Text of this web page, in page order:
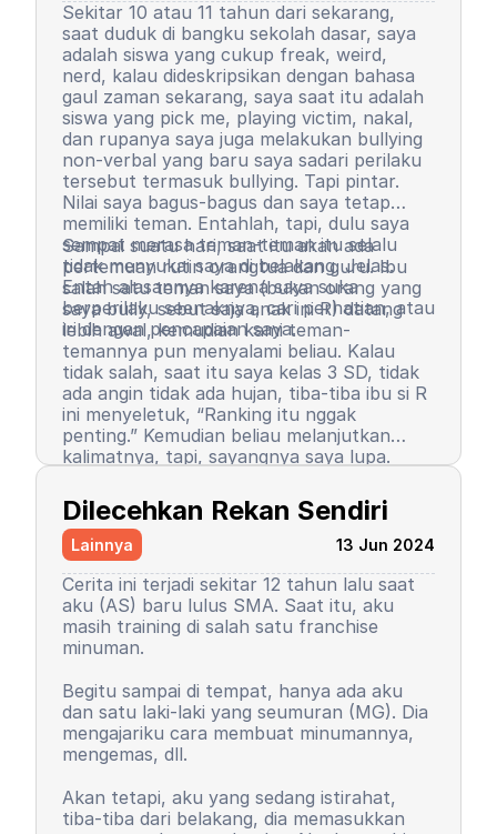
Sekitar 10 atau 11 tahun dari sekarang,
saat duduk di bangku sekolah dasar, saya
adalah siswa yang cukup freak, weird,
nerd, kalau dideskripsikan dengan bahasa
gaul zaman sekarang, saya saat itu adalah
siswa yang pick me, playing victim, nakal,
dan rupanya saya juga melakukan bullying
non-verbal yang baru saya sadari perilaku
tersebut termasuk bullying. Tapi pintar.
Nilai saya bagus-bagus dan saya tetap
memiliki teman. Entahlah, tapi, dulu saya
sempat merasa teman-teman itu selalu
tidak menyukai saya di belakang. Jelas.
Entah alasannya karena saya suka
berperilaku seenaknya, cari perhatian, atau
iri dengan pencapaian saya.
Sampai suatu hari, saat itu akan ada
pertemuan rutin orangtua dan guru. Ibu
salah satu teman saya (bukan orang yang
saya bully, sebut saja anak ini R) datang
lebih awal, kemudian kami teman-
temannya pun menyalami beliau. Kalau
tidak salah, saat itu saya kelas 3 SD, tidak
ada angin tidak ada hujan, tiba-tiba ibu si R
ini menyeletuk, “Ranking itu nggak
penting.” Kemudian beliau melanjutkan
kalimatnya, tapi, sayangnya saya lupa.
ada petir menyambar saya. Entah kenapa,
sampai saat ini pun saya tidak tahu
alasannya, yang pasti rasanya tidak
nyaman.
peraih ranking 1. Ranking saya turun, tapi
masih 3 besar. Begitu pula rasa percaya diri
saya. Saya mulai menutup diri, takut salah,
seringkali berasumsi negatif atas perilaku
teman-teman saya. Seorang teman lelaki
sempat mengucapkan sebuah kalimat yang
sampai sekarang bahkan hingga ajal
menjemput terpatri di ingatan saya. Saya
tersebut tidak pantas dan saya baru
paham saat di asrama. Dia bilang, “Wuuu!
Kamu tuh nggak punya harga diri!”
Bayangkan, siswa sekolah dasar zaman itu
kepada siapa pun, kami setelahnya juga
tetap berteman, tetap menjadi duo rival
Kemudian orangtua saya memutuskan
untuk menyekolahkan saya di asrama.
Saya memutuskan untuk mengubah
mengerti dan paham arti bullying. Saya
baru sadar, ternyata dulu saya orang yang
Dilecehkan Rekan Sendiri
Lainnya 13 Jun 2024
Cerita ini terjadi sekitar 12 tahun lalu saat
aku (AS) baru lulus SMA. Saat itu, aku
masih training di salah satu franchise
minuman.
Begitu sampai di tempat, hanya ada aku
dan satu laki-laki yang seumuran (MG). Dia
mengajariku cara membuat minumannya,
mengemas, dll.
Akan tetapi, aku yang sedang istirahat,
tiba-tiba dari belakang, dia memasukkan